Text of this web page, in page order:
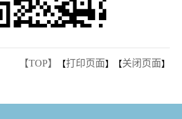
【TOP】 【打印页面】【关闭页面】